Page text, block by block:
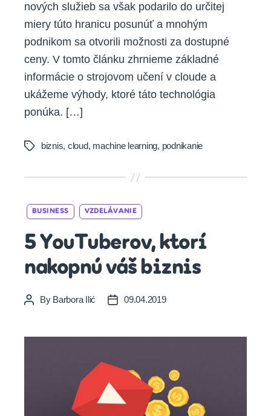
nových služieb sa však podarilo do určitej
miery túto hranicu posunúť a mnohým
podnikom sa otvorili možnosti za dostupné
ceny. V tomto článku zhrnieme základné
informácie o strojovom učení v cloude a
ukážeme výhody, ktoré táto technológia
ponúka. […]
Tags biznis, cloud, machine learning, podnikanie
Categories
BUSINESS VZDELÁVANIE
5 YouTuberov, ktorí
nakopnú váš biznis
PostBy Barbora Ilić
Post09.04.2019